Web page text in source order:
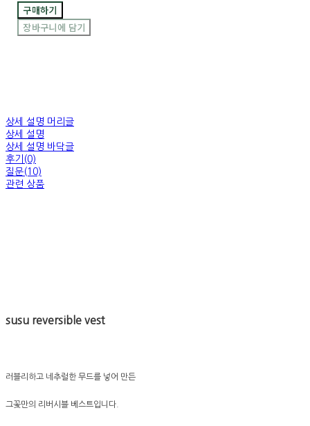
구매하기
장바구니에 담기
상세 설명 머리글
상세 설명
상세 설명 바닥글
후기(0)
질문(10)
관련 상품
susu reversible vest
러블리하고 네추럴한 무드를 넣어 만든
그꽃만의 리버시블 베스트입니다.